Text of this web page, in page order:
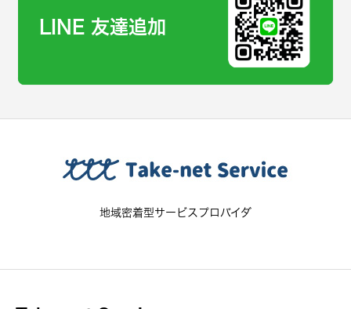
LINE 友達追加
地域密着型サービスプロバイダ